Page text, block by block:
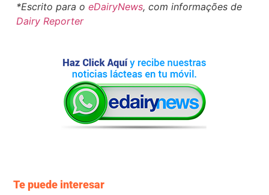
*Escrito para oeDairyNews, com informações de
Dairy Reporter
Te puede interesar